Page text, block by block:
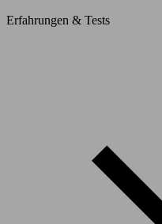
Erfahrungen & Tests